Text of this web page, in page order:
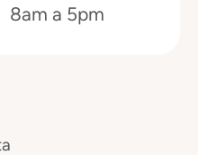
8am a 5pm